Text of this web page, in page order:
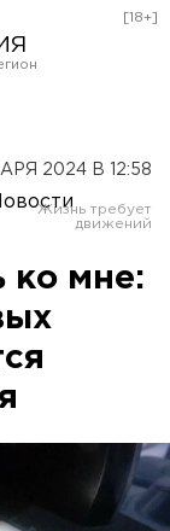
[18+]
2024 В 12:58
ко мне: